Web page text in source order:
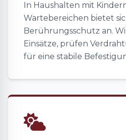
In Haushalten mit
Wartebereichen bietet
Berührungsschutz an.
Einsätze, prüfen
für eine stabile